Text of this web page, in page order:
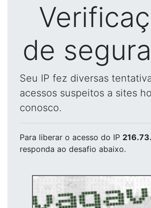
de
Seu IP fez diversas
acessos suspeitos a sites
conosco.
Para liberar o acesso do IP
responda ao desafio abaixo.